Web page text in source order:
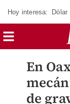
Hoy interesa: Dólar
En
de